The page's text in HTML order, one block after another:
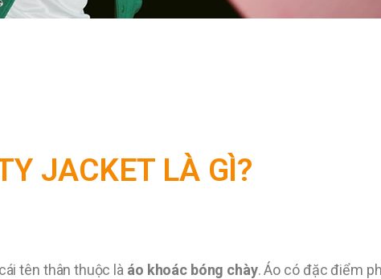
JACKET LÀ GÌ?
tên thân thuộc là áo khoác bóng chày. Áo có đặc điểm